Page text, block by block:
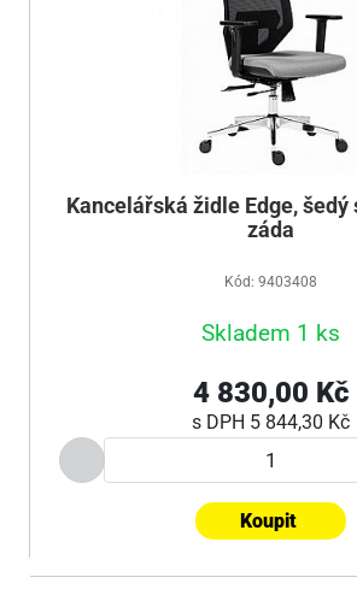
Kancelářská židle Edge,
záda
Kód: 9403408
Skladem 1 ks
4 830,00 Kč
s DPH 5 844,30 Kč
Koupit